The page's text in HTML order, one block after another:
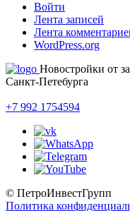
Войти
Лента записей
Лента
WordPress.org
Новостройки от
Санкт-Петебурга
+7 992 1754594
© ПетроИнвестГрупп
Политика